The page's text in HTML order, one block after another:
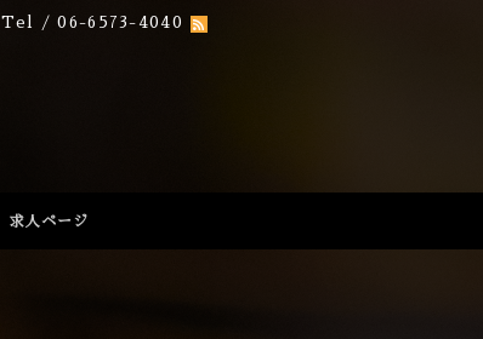
Tel / 06-6573-4040
求人ページ